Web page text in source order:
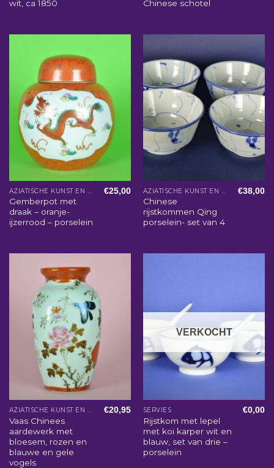
wit, ca 1850 Chinese schotel
AZIATISCHE KUNST EN WOONACCESSOIRES
Gemberpot met
draak – oranje-
ijzerrood – porselein
€25,00 AZIATISCHE KUNST EN WOONACCESSOIRES
Chinese
rijstkommen Qing
porselein- set van 4
€38,00
AZIATISCHE KUNST EN WOONACCESSOIRES
Vaas Chinees
aardewerk met
bloesem, rozen en
blauwe en gele
vogels
€20,95
VERKOCHT
SERVIES
Rijstkom met lepel
met koi karper wit en
blauw, set van drie –
porselein
€0,00